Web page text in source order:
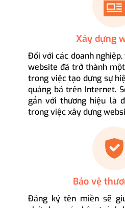
Xây dựng
Đối với các doanh
website đã trở thành
trong việc tạo dựng sự
quảng bá trên Internet.
gắn với thương hiệu là
trong việc xây dựng
Bảo vệ
Đăng ký tên miền sẽ